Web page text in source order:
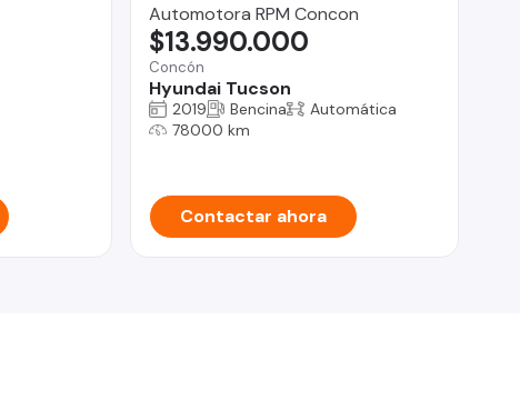
Automotora RPM Concon
Concón
Hyundai Tucson
$13.990.000
2019 Bencina
Automática
78000 km
Contactar ahora